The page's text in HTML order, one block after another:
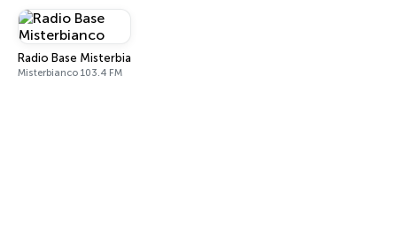
Radio Base Misterbianco
Misterbianco 103.4 FM